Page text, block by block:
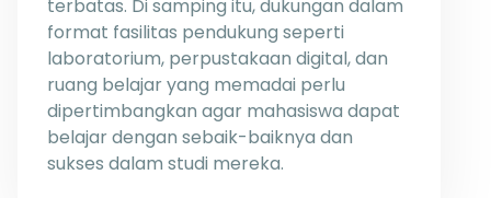
terbatas. Di samping itu, dukungan dalam
format fasilitas pendukung seperti
laboratorium, perpustakaan digital, dan
ruang belajar yang memadai perlu
dipertimbangkan agar mahasiswa dapat
belajar dengan sebaik-baiknya dan
sukses dalam studi mereka.